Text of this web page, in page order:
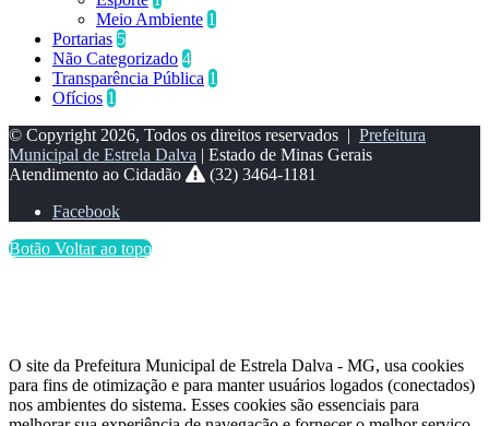
Meio Ambiente 1
Portarias 5
Não Categorizado 4
Transparência Pública 1
Ofícios 1
© Copyright 2026, Todos os direitos reservados | Prefeitura
Municipal de Estrela Dalva | Estado de Minas Gerais
Atendimento ao Cidadão
(32) 3464-1181
Facebook
Botão Voltar ao topo
O site da Prefeitura Municipal de Estrela Dalva - MG, usa cookies
para fins de otimização e para manter usuários logados (conectados)
nos ambientes do sistema. Esses cookies são essenciais para